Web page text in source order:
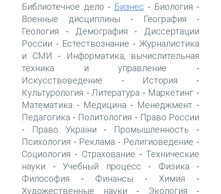
Библиотечное дело - Бизнес - Биология -
Военные дисциплины - География -
Геология - Демография -
Диссертации
России - Естествознание - Журналистика
и СМИ -
Информатика, вычислительная
техника и управление -
Искусствоведение - История -
Культурология - Литература - Маркетинг -
Математика - Медицина - Менеджмент -
Педагогика - Политология - Право России
- Право України - Промышленность -
Психология - Реклама - Религиоведение -
Социология - Страхование - Технические
науки - Учебный процесс - Физика -
Философия - Финансы - Химия -
Художественные науки - Экология -